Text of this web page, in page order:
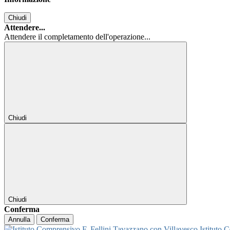
Chiudi
Attendere...
Attendere il completamento dell'operazione...
Chiudi
Chiudi
Conferma
Annulla Conferma